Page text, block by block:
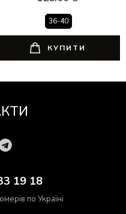
36-40
КУПИТИ
19 18
по Україні